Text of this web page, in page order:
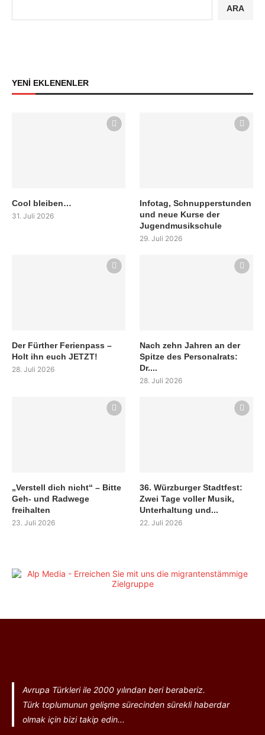
ARA
YENİ EKLENENLER
Cool bleiben…
31. Juli 2026
Infotag, Schnupperstunden
und neue Kurse der
Jugendmusikschule
29. Juli 2026
Der Fürther Ferienpass –
Holt ihn euch JETZT!
28. Juli 2026
Nach zehn Jahren an der
Spitze des Personalrats:
Dr....
28. Juli 2026
„Verstell dich nicht“ – Bitte
Geh- und Radwege
freihalten
23. Juli 2026
36. Würzburger Stadtfest:
Zwei Tage voller Musik,
Unterhaltung und...
22. Juli 2026
Avrupa Türkleri ile 2000 yılından beri beraberiz.
Türk toplumunun gelişme sürecinden sürekli haberdar
olmak için bizi takip edin...